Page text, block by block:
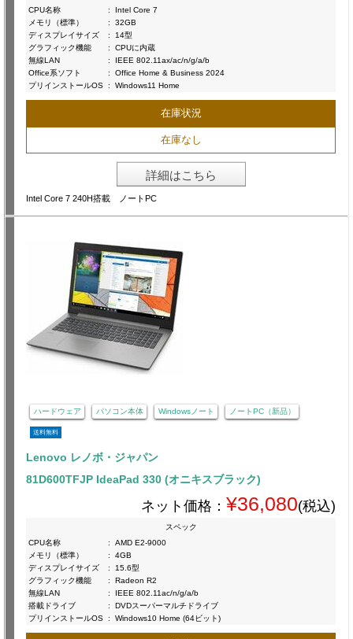
CPU名称
:
Intel Core 7
メモリ（標準）
:
32GB
ディスプレイサイズ
:
14型
グラフィック機能
:
CPUに内蔵
無線LAN
:
IEEE 802.11ax/ac/n/g/a/b
Office系ソフト
:
Office Home & Business 2024
プリインストールOS : Windows11 Home
在庫状況
在庫なし
詳細はこちら
Intel Core 7 240H搭載 ノートPC
ハードウェア パソコン本体 Windowsノート ノートPC（新品）
送料無料
Lenovo レノボ・ジャパン
81D600TFJP IdeaPad 330 (オニキスブラック)
ネット価格： ¥36,080(税込)
スペック
CPU名称
:
AMD E2-9000
メモリ（標準）
:
4GB
ディスプレイサイズ
:
15.6型
グラフィック機能
:
Radeon R2
無線LAN
:
IEEE 802.11ac/n/g/a/b
搭載ドライブ
:
DVDスーパーマルチドライブ
プリインストールOS : Windows10 Home (64ビット)